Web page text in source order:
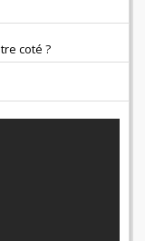
coté ?